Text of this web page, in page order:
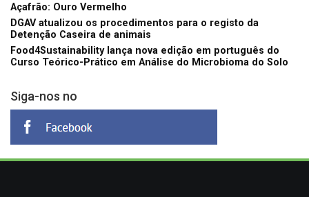
Açafrão: Ouro Vermelho
DGAV atualizou os procedimentos para o registo da
Detenção Caseira de animais
Food4Sustainability lança nova edição em português do
Curso Teórico-Prático em Análise do Microbioma do Solo
Siga-nos no